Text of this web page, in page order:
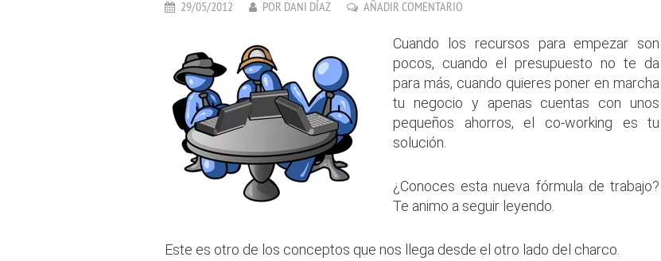
29/05/2012 POR DANI DÍAZ AÑADIR COMENTARIO
Cuando los recursos para empezar son
pocos, cuando el presupuesto no te da
para más, cuando quieres poner en marcha
tu negocio y apenas cuentas con unos
pequeños ahorros, el co-working es tu
solución.
¿Conoces esta nueva fórmula de trabajo?
Te animo a seguir leyendo.
Este es otro de los conceptos que nos llega desde el otro lado del charco.